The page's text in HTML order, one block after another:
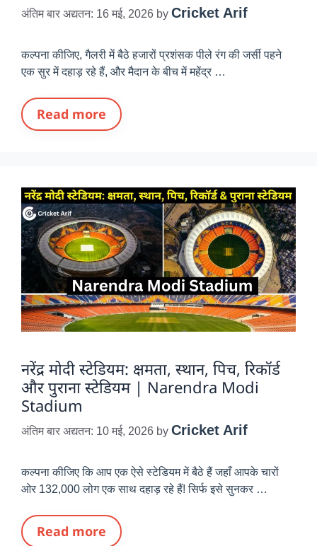
अंतिम बार अद्यतन: 16 मई, 2026 by Cricket Arif
कल्पना कीजिए, गैलरी में बैठे हजारों प्रशंसक पीले रंग की जर्सी पहने
एक सुर में दहाड़ रहे हैं, और मैदान के बीच में महेंद्र …
Read more
नरेंद्र मोदी स्टेडियम: क्षमता, स्थान, पिच, रिकॉर्ड
और पुराना स्टेडियम | Narendra Modi
Stadium
अंतिम बार अद्यतन: 10 मई, 2026 by Cricket Arif
कल्पना कीजिए कि आप एक ऐसे स्टेडियम में बैठे हैं जहाँ आपके चारों
ओर 132,000 लोग एक साथ दहाड़ रहे हैं! सिर्फ इसे सुनकर …
Read more